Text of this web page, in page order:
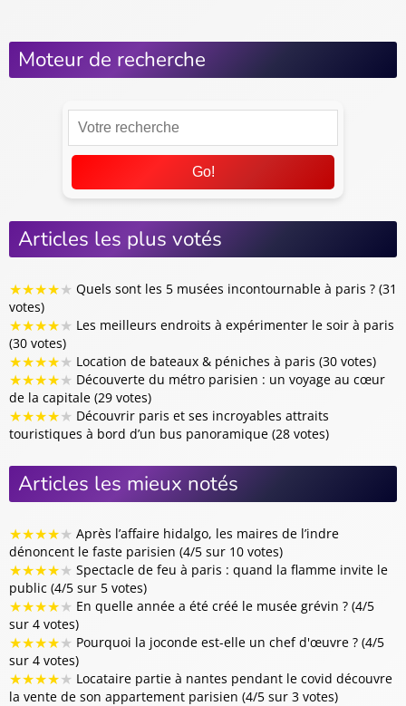
Moteur de recherche
Go!
Articles les plus votés
★★★★★ Quels sont les 5 musées incontournable à paris ? (31
votes)
★★★★★ Les meilleurs endroits à expérimenter le soir à paris
(30 votes)
★★★★★ Location de bateaux & péniches à paris (30 votes)
★★★★★ Découverte du métro parisien : un voyage au cœur
de la capitale (29 votes)
★★★★★ Découvrir paris et ses incroyables attraits
touristiques à bord d’un bus panoramique (28 votes)
Articles les mieux notés
★★★★★ Après l’affaire hidalgo, les maires de l’indre
dénoncent le faste parisien (4/5 sur 10 votes)
★★★★★ Spectacle de feu à paris : quand la flamme invite le
public (4/5 sur 5 votes)
★★★★★ En quelle année a été créé le musée grévin ? (4/5
sur 4 votes)
★★★★★ Pourquoi la joconde est-elle un chef d'œuvre ? (4/5
sur 4 votes)
★★★★★ Locataire partie à nantes pendant le covid découvre
la vente de son appartement parisien (4/5 sur 3 votes)